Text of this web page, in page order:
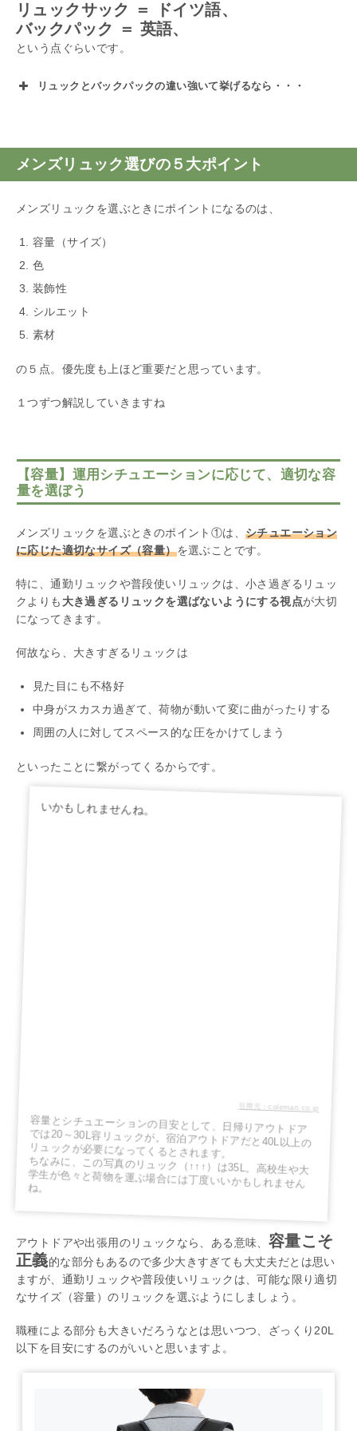
リュックサック ＝ ドイツ語、
バックパック ＝ 英語、
という点ぐらいです。
リュックとバックパックの違い強いて挙げるなら・・・
メンズリュック選びの５大ポイント
メンズリュックを選ぶときにポイントになるのは、
容量（サイズ）
色
装飾性
シルエット
素材
の５点。優先度も上ほど重要だと思っています。
１つずつ解説していきますね
【容量】運用シチュエーションに応じて、適切な容
量を選ぼう
メンズリュックを選ぶときのポイント①は、 シチュエーション
に応じた適切なサイズ（容量）を選ぶことです。
特に、通勤リュックや普段使いリュックは、小さ過ぎるリュッ
クよりも 大き過ぎるリュックを選ばないようにする視点が大切
になってきます。
何故なら、大きすぎるリュックは
見た目にも不格好
中身がスカスカ過ぎて、荷物が動いて変に曲がったりする
周囲の人に対してスペース的な圧をかけてしまう
といったことに繋がってくるからです。
引用元：coleman.co.jp
容量とシチュエーションの目安として、日帰りアウトドア
では20～30L容リュックが。宿泊アウトドアだと40L以上の
リュックが必要になってくるとされます。
ちなみに、この写真のリュック（↑↑↑）は35L。高校生や大
学生が色々と荷物を運ぶ場合には丁度いいかもしれません
ね。
アウトドアや出張用のリュックなら、ある意味、 容量こそ
正義的な部分もあるので多少大きすぎても大丈夫だとは思い
ますが、通勤リュックや普段使いリュックは、可能な限り適切
なサイズ（容量）のリュックを選ぶようにしましょう。
職種による部分も大きいだろうなとは思いつつ、ざっくり20L
以下を目安にするのがいいと思いますよ。